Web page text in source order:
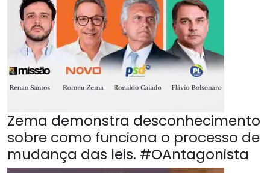
Zema demonstra desconhecimento
sobre como funciona o processo de
mudança das leis. #OAntagonista